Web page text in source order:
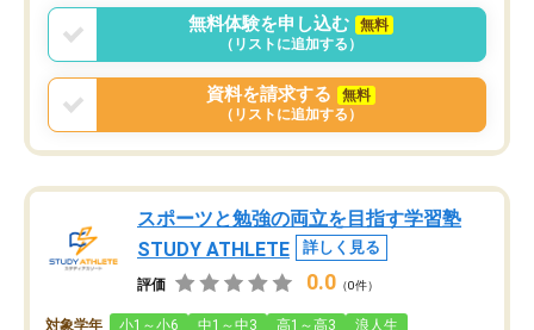
無料体験を申し込む
無料
（リストに追加する）
資料を請求する
無料
（リストに追加する）
スポーツと勉強の両立を目指す学習塾
STUDY ATHLETE
詳しく見る
評価 0.0 （0件）
対象学年 小1～小6 中1～中3 高1～高3 浪人生